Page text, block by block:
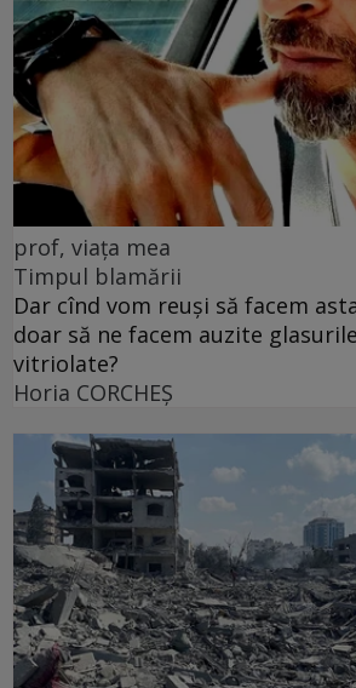
prof, viața mea
Timpul blamării
Dar cînd vom reuși să facem
doar să ne facem auzite
vitriolate?
Horia CORCHEŞ